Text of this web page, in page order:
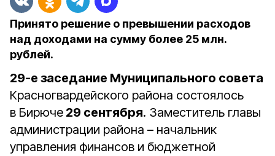
Принято решение о превышении расходов
над доходами на сумму более 25 млн.
рублей.
29-е заседание Муниципального совета
Красногвардейского района состоялось
в Бирюче 29 сентября. Заместитель главы
администрации района – начальник
управления финансов и бюджетной